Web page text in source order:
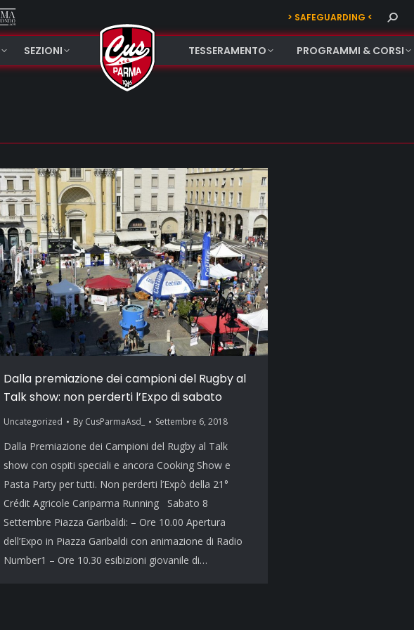
> SAFEGUARDING < Search:
SEZIONI TESSERAMENTO PROGRAMMI & CORSI
Dalla premiazione dei campioni del Rugby al
Talk show: non perderti l’Expo di sabato
Uncategorized By CusParmaAsd_ Settembre 6, 2018
Dalla Premiazione dei Campioni del Rugby al Talk
show con ospiti speciali e ancora Cooking Show e
Pasta Party per tutti. Non perderti l’Expò della 21°
Crédit Agricole Cariparma Running Sabato 8
Settembre Piazza Garibaldi: – Ore 10.00 Apertura
dell’Expo in Piazza Garibaldi con animazione di Radio
Number1 – Ore 10.30 esibizioni giovanile di…